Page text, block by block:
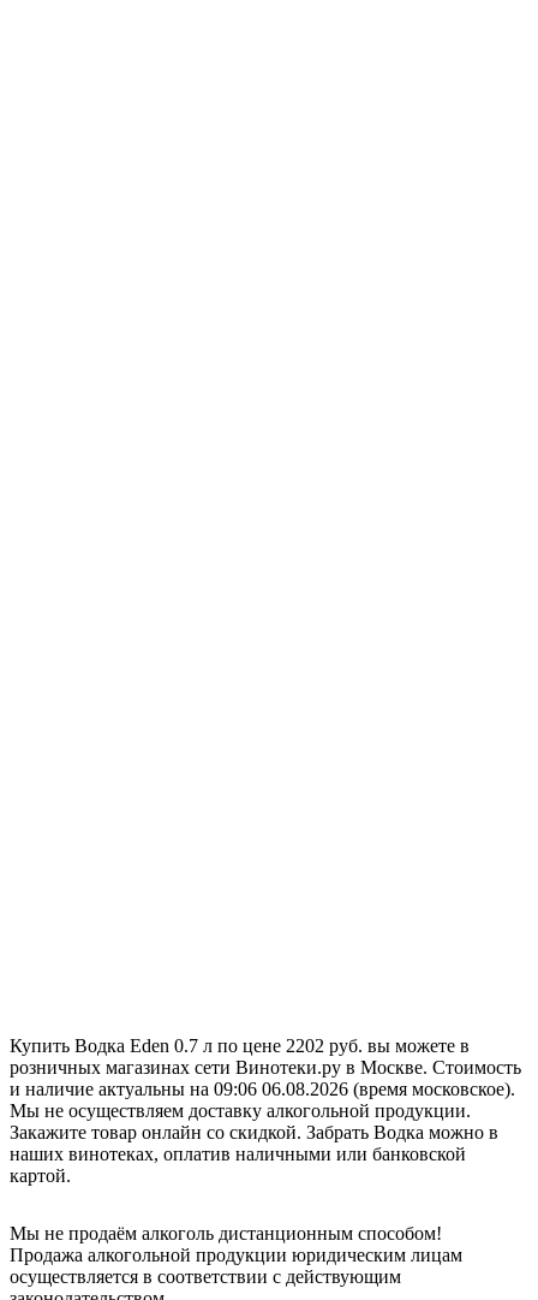
Купить Водка Eden 0.7 л по цене 2202 руб. вы можете в
розничных магазинах сети Винотеки.ру в Москве. Стоимость
и наличие актуальны на 09:06 06.08.2026 (время московское).
Мы не осуществляем доставку алкогольной продукции.
Закажите товар онлайн со скидкой. Забрать Водка можно в
наших винотеках, оплатив наличными или банковской
картой.
Мы не продаём алкоголь дистанционным способом!
Продажа алкогольной продукции юридическим лицам
осуществляется в соответствии с действующим